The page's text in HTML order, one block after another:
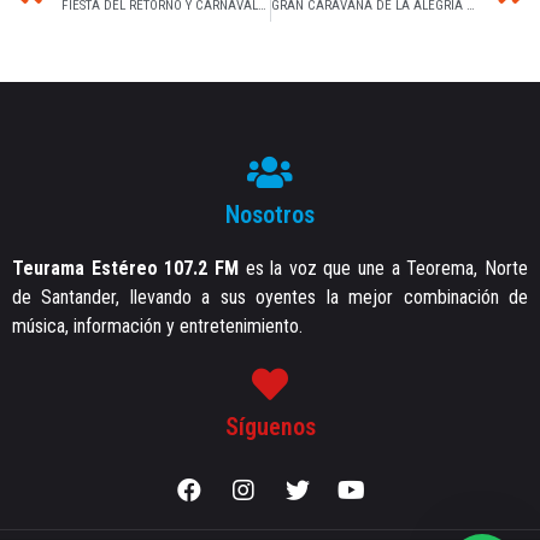
FIESTA DEL RETORNO Y CARNAVAL 2017 GRAN CARAVANA DE LA ALEGRÍA No 16 – 2017
Nosotros
Teurama Estéreo 107.2 FM es la voz que une a Teorema, Norte
de Santander, llevando a sus oyentes la mejor combinación de
música, información y entretenimiento.
Síguenos